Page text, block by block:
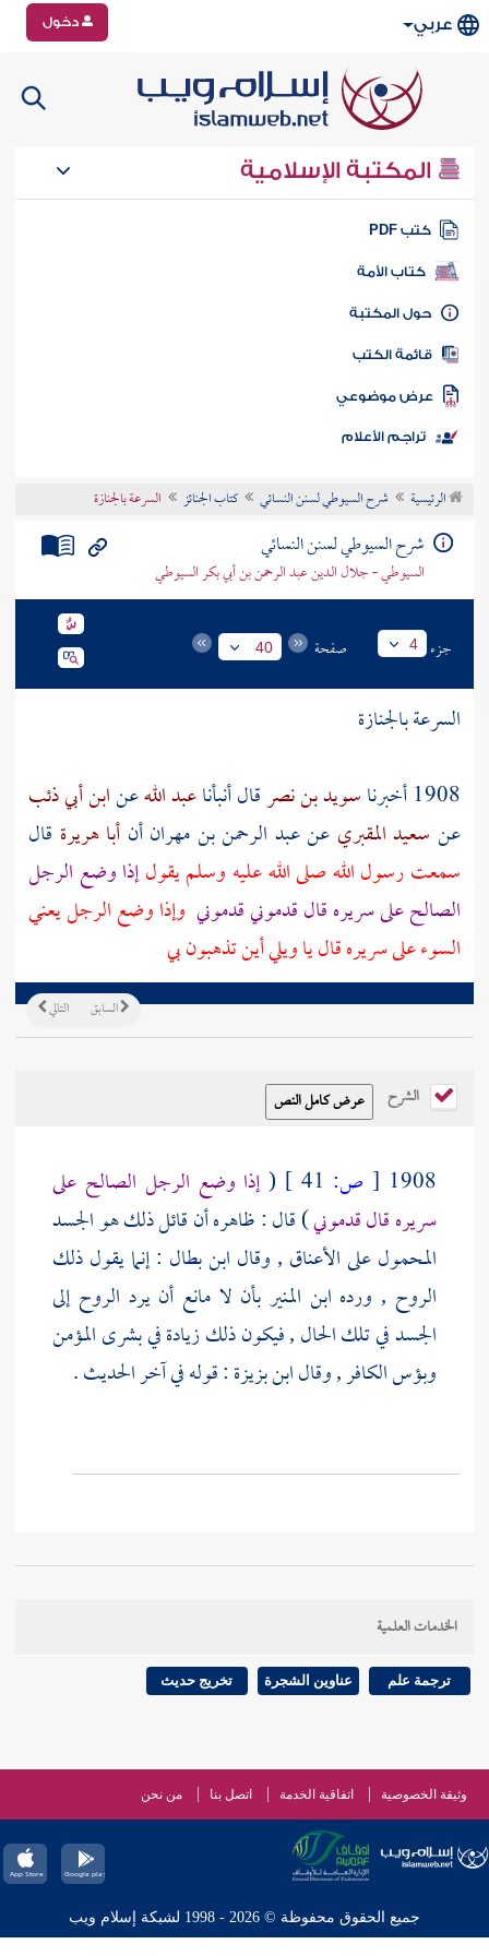
عربي دخول
المكتبة الإسلامية
كتب PDF
كتاب الأمة
المكتبة
الكتب
موضوعي
تراجم الأعلام
الرئيسية شرح السيوطي لسنن النسائي كتاب الجنائز السرعة بالجنازة
شرح السيوطي لسنن النسائي
السيوطي - جلال الدين عبد الرحمن بن أبي بكر السيوطي
جزء 4 صفحة 40
السرعة بالجنازة
1908 أخبرنا
سويد بن نصرقال أنبأناعبد اللهعنابن أبي ذئب
عن سعيد المقبري عنعبد الرحمن بن مهرانأن أبا هريرة قال
سمعت رسول الله صلى الله عليه وسلم يقولإذا وضع الرجل
الصالح على سريره قال قدموني قدموني وإذا وضع الرجل يعني
السوء على سريره قال يا ويلي أين تذهبون بي
التالي السابق
الشرح
1908
[ ص: (إذا وضع الرجل الصالح على
سريره قال قدموني) قال : ظاهره أن قائل ذلك هو الجسد
المحمول على الأعناق , وقال ابن بطال : إنما يقول ذلك
الروح , ورده ابن المنير بأن لا مانع أن يرد الروح إلى
الجسد في تلك الحال , فيكون ذلك زيادة في بشرى المؤمن
وبؤس الكافر , وقالابن بزيزة: قوله في آخر الحديث .
الخدمات العلمية
ترجمة علم عناوين الشجرة تخريج حديث
وثيقة الخصوصية اتفاقية الخدمة اتصل بنا من نحن
جميع الحقوق محفوظة © 2026 - 1998 لشبكة إسلام ويب